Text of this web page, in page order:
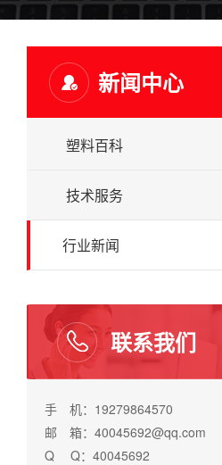
新闻中心
塑料百科
技术服务
行业新闻
联系我们
手 机：19279864570
邮 箱：40045692@qq.com
Q Q：40045692